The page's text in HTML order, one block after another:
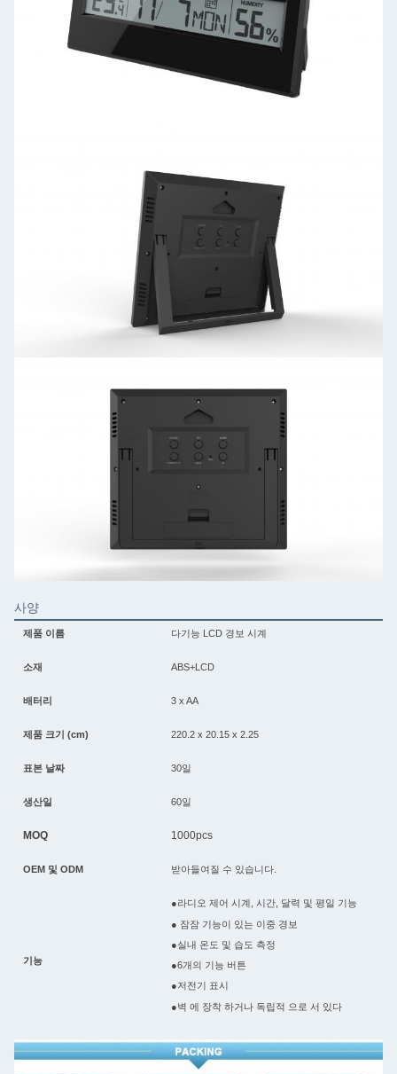
사양
제품 이름 다기능 LCD 경보 시계
소재 ABS+LCD
배터리 3 x AA
제품 크기 (cm) 220.2 x 20.15 x 2.25
표본 날짜 30일
생산일 60일
MOQ 1000pcs
OEM 및 ODM 받아들여질 수 있습니다.
기능
●라디오 제어 시계, 시간, 달력 및 평일 기능
● 잠잠 기능이 있는 이중 경보
●실내 온도 및 습도 측정
●6개의 기능 버튼
●저전기 표시
●벽 에 장착 하거나 독립적 으로 서 있다